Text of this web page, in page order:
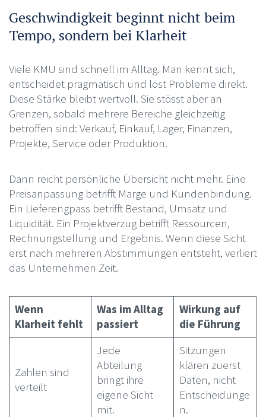
Geschwindigkeit beginnt nicht beim
Tempo, sondern bei Klarheit
Viele KMU sind schnell im Alltag. Man kennt sich,
entscheidet pragmatisch und löst Probleme direkt.
Diese Stärke bleibt wertvoll. Sie stösst aber an
Grenzen, sobald mehrere Bereiche gleichzeitig
betroffen sind: Verkauf, Einkauf, Lager, Finanzen,
Projekte, Service oder Produktion.
Dann reicht persönliche Übersicht nicht mehr. Eine
Preisanpassung betrifft Marge und Kundenbindung.
Ein Lieferengpass betrifft Bestand, Umsatz und
Liquidität. Ein Projektverzug betrifft Ressourcen,
Rechnungstellung und Ergebnis. Wenn diese Sicht
erst nach mehreren Abstimmungen entsteht, verliert
das Unternehmen Zeit.
Wenn
Klarheit fehlt
Was im Alltag
passiert
Wirkung auf
die Führung
Zahlen sind
verteilt
Jede
Abteilung
bringt ihre
eigene Sicht
mit.
Sitzungen
klären zuerst
Daten, nicht
Entscheidunge
n.